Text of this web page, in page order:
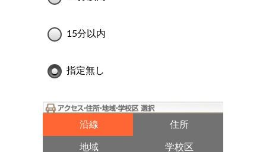
15分以内
指定無し
沿線 住所
地域 学校区